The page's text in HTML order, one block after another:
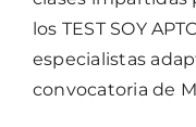
los TEST SOY
especialistas
convocatoria de